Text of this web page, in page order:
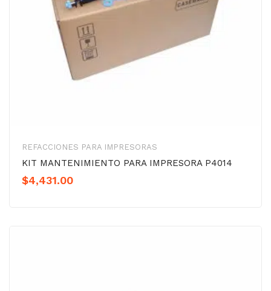
REFACCIONES PARA IMPRESORAS
KIT MANTENIMIENTO PARA IMPRESORA P4014
$4,431.00